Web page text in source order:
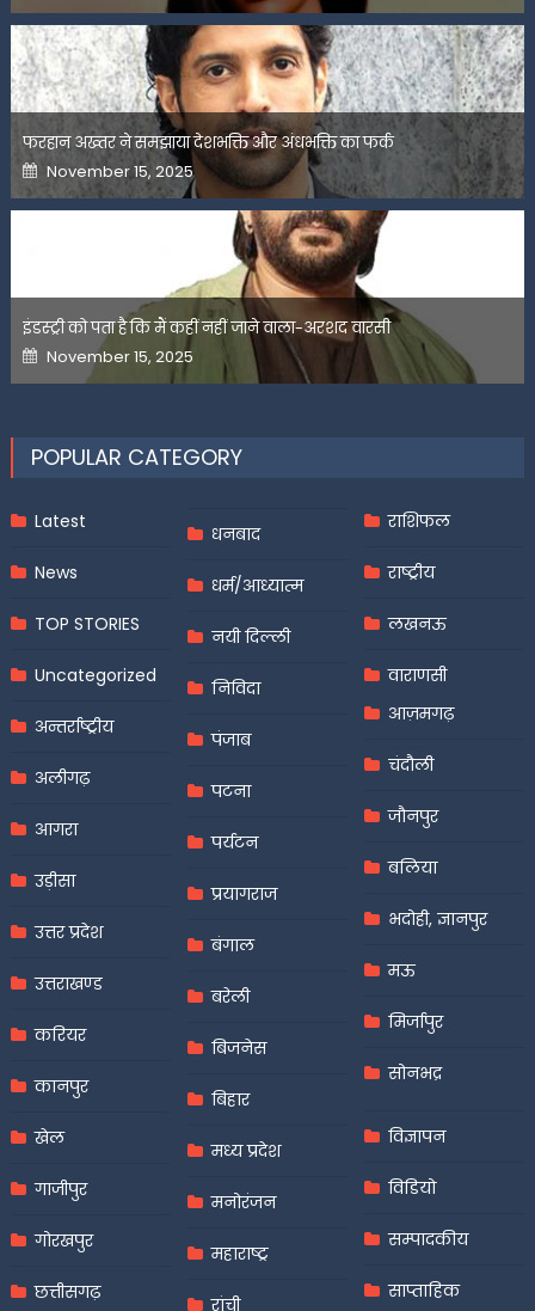
फरहान अख्तर ने समझाया देशभक्ति और अंधभक्ति का फर्क
Posted
on
November 15, 2025
इंडस्ट्री को पता है कि मैं कहीं नहीं जाने वाला-अरशद वारसी
Posted
on
November 15, 2025
POPULAR CATEGORY
Latest
News
TOP STORIES
Uncategorized
अन्तर्राष्ट्रीय
अलीगढ़
आगरा
उड़ीसा
उत्तर प्रदेश
उत्तराखण्ड
करियर
कानपुर
खेल
गाजीपुर
गोरखपुर
छत्तीसगढ़
धनबाद
धर्म/आध्यात्म
नयी दिल्ली
निविदा
पंजाब
पटना
पर्यटन
प्रयागराज
बंगाल
बरेली
बिजनेस
बिहार
मध्य प्रदेश
मनोरंजन
महाराष्ट्र
रांची
राशिफल
राष्ट्रीय
लखनऊ
वाराणसी
आज़मगढ़
चंदौली
जौनपुर
बलिया
भदोही, ज्ञानपुर
मऊ
मिर्जापुर
सोनभद्र
विज्ञापन
विडियो
सम्पादकीय
साप्ताहिक